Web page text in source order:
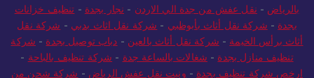
بالرياض -نقل عفش من جدة الي الاردن - نجار بجدة-تنظيف خزانات
بجدة-شركة نقل أثاث بأبوظبي-شركة نقل اثاث بدبي-شركة نقل
أثاث برأس الخيمة-شركة نقل أثاث بالعين -دباب توصيل بجدة- شركة
تنظيف منازل بجدة-شغالات بالساعة جدة- شركة تنظيف بالباحة-